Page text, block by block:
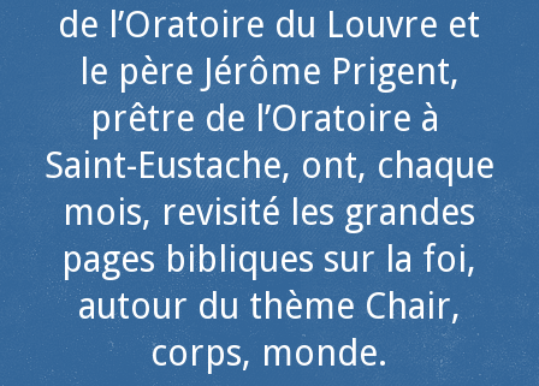
de l’Oratoire du Louvre et
le père Jérôme Prigent,
prêtre de l’Oratoire à
Saint-Eustache, ont, chaque
mois, revisité les grandes
pages bibliques sur la foi,
autour du thème Chair,
corps, monde.